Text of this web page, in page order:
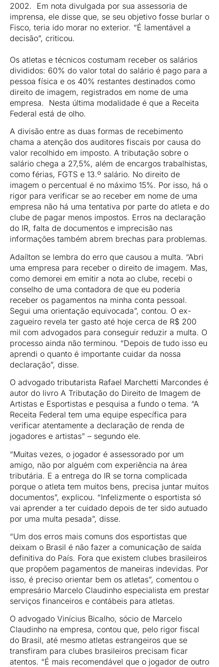
2002. Em nota divulgada por sua assessoria de
imprensa, ele disse que, se seu objetivo fosse burlar o
Fisco, teria ido morar no exterior. “É lamentável a
decisão”, criticou.
Os atletas e técnicos costumam receber os salários
divididos: 60% do valor total do salário é pago para a
pessoa física e os 40% restantes destinados como
direito de imagem, registrados em nome de uma
empresa. Nesta última modalidade é que a Receita
Federal está de olho.
A divisão entre as duas formas de recebimento
chama a atenção dos auditores fiscais por causa do
valor recolhido em imposto. A tributação sobre o
salário chega a 27,5%, além de encargos trabalhistas,
como férias, FGTS e 13.º salário. No direito de
imagem o percentual é no máximo 15%. Por isso, há o
rigor para verificar se ao receber em nome de uma
empresa não há uma tentativa por parte do atleta e do
clube de pagar menos impostos. Erros na declaração
do IR, falta de documentos e imprecisão nas
informações também abrem brechas para problemas.
Adaílton se lembra do erro que causou a multa. “Abri
uma empresa para receber o direito de imagem. Mas,
como demorei em emitir a nota ao clube, recebi o
conselho de uma contadora de que eu poderia
receber os pagamentos na minha conta pessoal.
Segui uma orientação equivocada”, contou. O ex-
zagueiro revela ter gasto até hoje cerca de R$ 200
mil com advogados para conseguir reduzir a multa. O
processo ainda não terminou. “Depois de tudo isso eu
aprendi o quanto é importante cuidar da nossa
declaração”, disse.
O advogado tributarista Rafael Marchetti Marcondes é
autor do livro A Tributação do Direito de Imagem de
Artistas e Esportistas e pesquisa a fundo o tema. “A
Receita Federal tem uma equipe específica para
verificar atentamente a declaração de renda de
jogadores e artistas” – segundo ele.
“Muitas vezes, o jogador é assessorado por um
amigo, não por alguém com experiência na área
tributária. E a entrega do IR se torna complicada
porque o atleta tem muitos bens, precisa juntar muitos
documentos”, explicou. “Infelizmente o esportista só
vai aprender a ter cuidado depois de ter sido autuado
por uma multa pesada”, disse.
“Um dos erros mais comuns dos esportistas que
deixam o Brasil é não fazer a comunicação de saída
definitiva do País. Fora que existem clubes brasileiros
que propõem pagamentos de maneiras indevidas. Por
isso, é preciso orientar bem os atletas”, comentou o
empresário Marcelo Claudinho especialista em prestar
serviços financeiros e contábeis para atletas.
O advogado Vinícius Bicalho, sócio de Marcelo
Claudinho na empresa, contou que, pelo rigor fiscal
do Brasil, até mesmo atletas estrangeiros que se
transfiram para clubes brasileiros precisam ficar
atentos. “É mais recomendável que o jogador de outro